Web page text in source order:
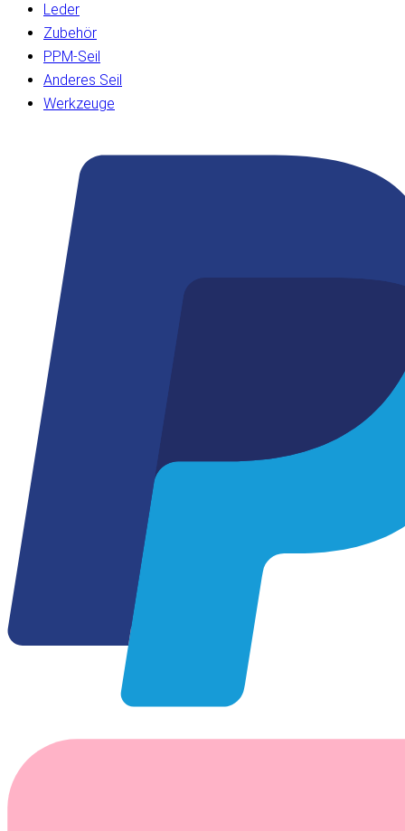
Leder
Zubehör
PPM-Seil
Anderes Seil
Werkzeuge